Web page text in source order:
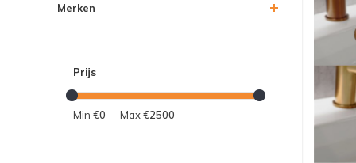
Merken
Prijs
Min €0 Max€2500